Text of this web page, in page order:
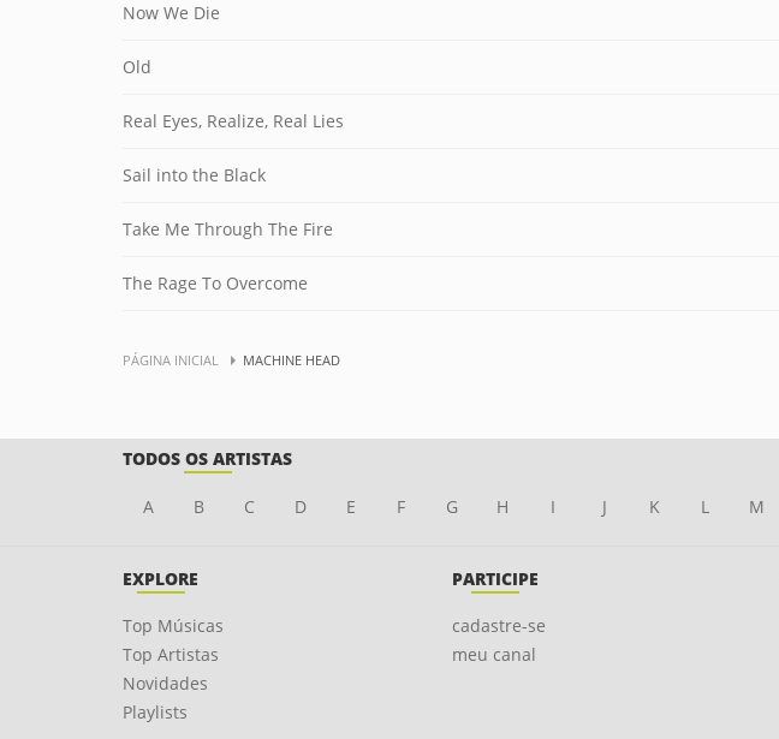
Now We Die
Old
Real Eyes, Realize, Real Lies
Sail into the Black
Take Me Through The Fire
The Rage To Overcome
PÁGINA INICIAL MACHINE HEAD
TODOS OS ARTISTAS
A B C D E F G H I J K L M
EXPLORE
Top Músicas
Top Artistas
Novidades
Playlists
PARTICIPE
cadastre-se
meu canal